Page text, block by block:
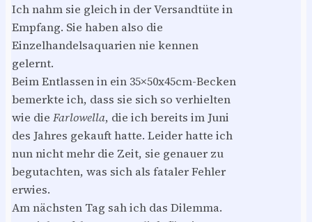
Ich nahm sie gleich in der Versandtüte in
Empfang. Sie haben also die
Einzelhandelsaquarien nie kennen
gelernt.
Beim Entlassen in ein 35×50x45cm-Becken
bemerkte ich, dass sie sich so verhielten
wie die Farlowella, die ich bereits im Juni
des Jahres gekauft hatte. Leider hatte ich
nun nicht mehr die Zeit, sie genauer zu
begutachten, was sich als fataler Fehler
erwies.
Am nächsten Tag sah ich das Dilemma.